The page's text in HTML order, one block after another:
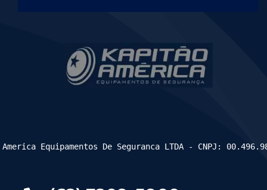
Equipamentos De Seguranca LTDA - CNPJ: